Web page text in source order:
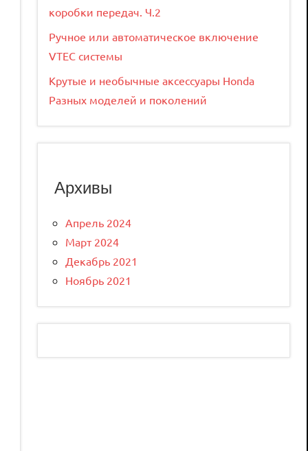
коробки передач. Ч.2
Ручное или автоматическое включение
VTEC системы
Крутые и необычные аксессуары Honda
Разных моделей и поколений
Архивы
Апрель 2024
Март 2024
Декабрь 2021
Ноябрь 2021